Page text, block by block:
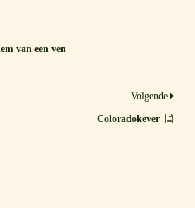
van een ven
Volgende
Coloradokever